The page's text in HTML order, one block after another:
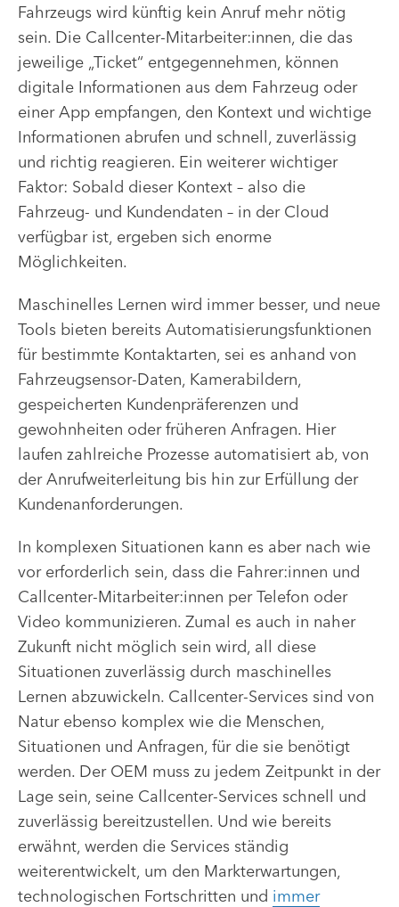
Fahrzeugs wird künftig kein Anruf mehr nötig
sein. Die Callcenter-Mitarbeiter:innen, die das
jeweilige „Ticket“ entgegennehmen, können
digitale Informationen aus dem Fahrzeug oder
einer App empfangen, den Kontext und wichtige
Informationen abrufen und schnell, zuverlässig
und richtig reagieren. Ein weiterer wichtiger
Faktor: Sobald dieser Kontext – also die
Fahrzeug- und Kundendaten – in der Cloud
verfügbar ist, ergeben sich enorme
Möglichkeiten.
Maschinelles Lernen wird immer besser, und neue
Tools bieten bereits Automatisierungsfunktionen
für bestimmte Kontaktarten, sei es anhand von
Fahrzeugsensor-Daten, Kamerabildern,
gespeicherten Kundenpräferenzen und
gewohnheiten oder früheren Anfragen. Hier
laufen zahlreiche Prozesse automatisiert ab, von
der Anrufweiterleitung bis hin zur Erfüllung der
Kundenanforderungen.
In komplexen Situationen kann es aber nach wie
vor erforderlich sein, dass die Fahrer:innen und
Callcenter-Mitarbeiter:innen per Telefon oder
Video kommunizieren. Zumal es auch in naher
Zukunft nicht möglich sein wird, all diese
Situationen zuverlässig durch maschinelles
Lernen abzuwickeln. Callcenter-Services sind von
Natur ebenso komplex wie die Menschen,
Situationen und Anfragen, für die sie benötigt
werden. Der OEM muss zu jedem Zeitpunkt in der
Lage sein, seine Callcenter-Services schnell und
zuverlässig bereitzustellen. Und wie bereits
erwähnt, werden die Services ständig
weiterentwickelt, um den Markterwartungen,
technologischen Fortschritten und immer